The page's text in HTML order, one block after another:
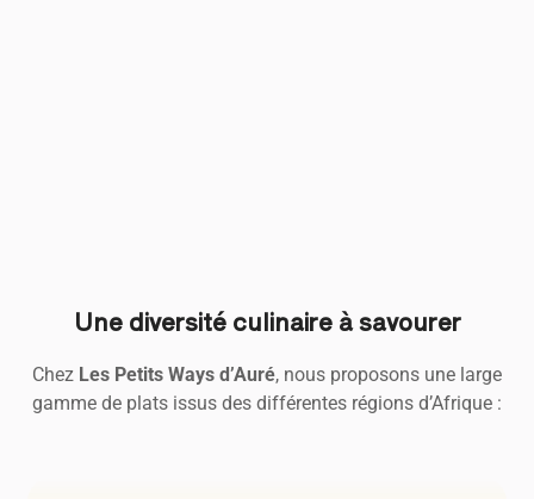
Une diversité culinaire à savourer
Chez Les Petits Ways d’Auré, nous proposons une large
gamme de plats issus des différentes régions d’Afrique :